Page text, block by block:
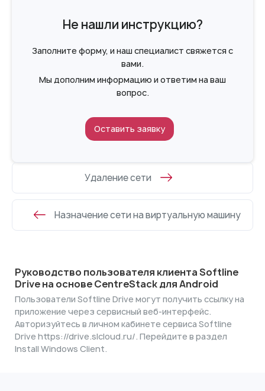
Не нашли инструкцию?
Заполните форму, и наш специалист свяжется с
вами.
Мы дополним информацию и ответим на ваш
вопрос.
Оставить заявку
Назначение сети на виртуальную машину
Удаление сети
Руководство пользователя клиента Softline
Drive на основе CentreStack для Android
Пользователи Softline Drive могут получить ссылку на
приложение через сервисный веб-интерфейс.
Авторизуйтесь в личном кабинете сервиса Softline
Drive https://drive.slcloud.ru/. Перейдите в раздел
Install Windows Client.